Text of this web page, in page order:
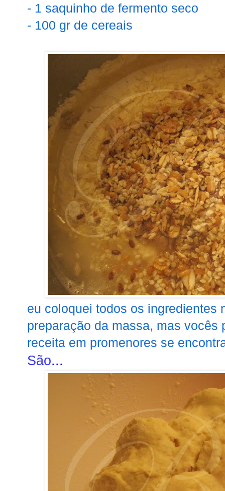
- 1 saquinho de fermento seco
- 100 gr de cereais
eu coloquei todos os ingredientes
preparação da massa, mas vocês
receita em promenores se
São...